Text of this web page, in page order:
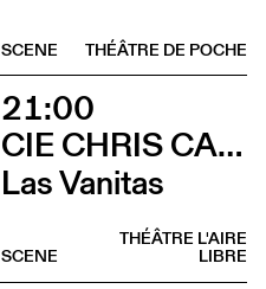
THÉÂTRE DE POCHE
SCENE
21:00
CIE CHRIS CADILLAC / MARION DUVAL & FLORIAN LEDUC
Las Vanitas
THÉÂTRE L'AIRE
LIBRE
SCENE